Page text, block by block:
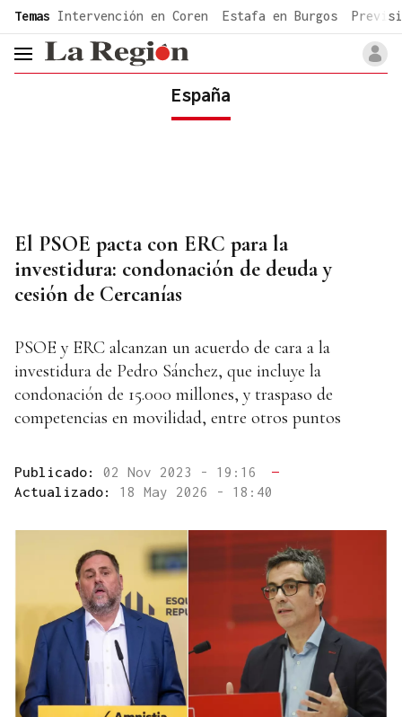
common.go-to-content
Temas Intervención en Coren Estafa en Burgos
header.menu.open
España
El PSOE pacta con ERC para la
investidura: condonación de deuda y
cesión de Cercanías
PSOE y ERC alcanzan un acuerdo de cara a la
investidura de Pedro Sánchez, que incluye la
condonación de 15.000 millones, y traspaso de
competencias en movilidad, entre otros puntos
Publicado: 02 Nov 2023 - 19:16
—
Actualizado: 18 May 2026 - 18:40